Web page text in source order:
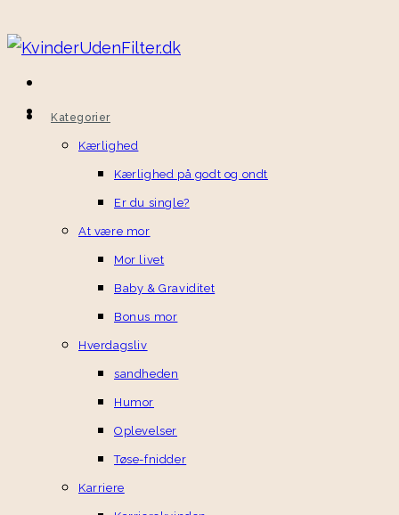
Kategorier
Kærlighed
Kærlighed på godt og ondt
Er du single?
At være mor
Mor livet
Baby & Graviditet
Bonus mor
Hverdagsliv
sandheden
Humor
Oplevelser
Tøse-fnidder
Karriere